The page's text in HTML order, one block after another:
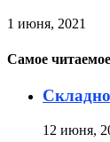
1 июня, 2021
Самое читаемое
12 июня,